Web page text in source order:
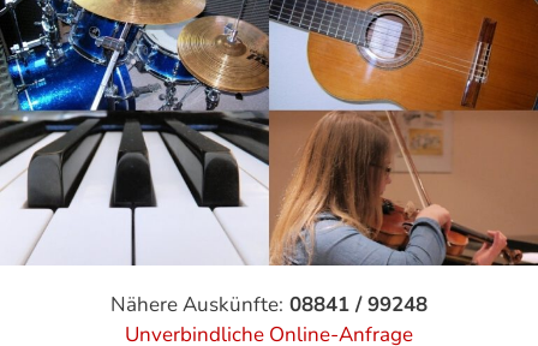
Nähere Auskünfte: 08841 / 99248
Unverbindliche Online-Anfrage